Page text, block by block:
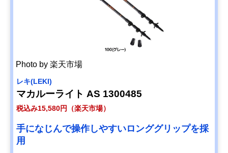
Photo by 楽天市場
レキ(LEKI)
マカルーライト AS 1300485
税込み15,580円（楽天市場）
手になじんで操作しやすいロンググリップを採
用